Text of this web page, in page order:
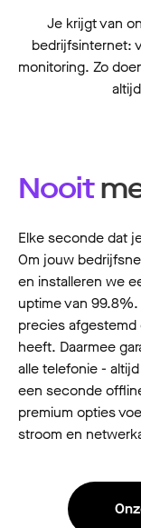
Je krijgt van
bedrijfsinternet:
monitoring. Zo
Nooit
Elke seconde dat
Om jouw
en installeren we
uptime van
precies
heeft. Daarmee
alle telefonie -
een seconde
premium opties
stroom en